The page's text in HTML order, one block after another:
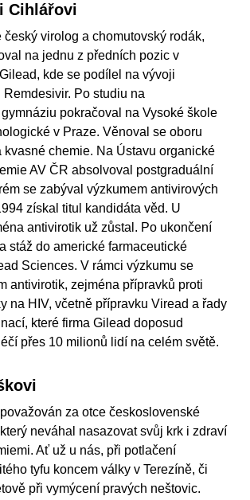
Cihlářovi
český virolog a chomutovský rodák,
na jednu z předních pozic v
kde se podílel na vývoji
Po studiu na
pokračoval na Vysoké škole
v Praze. Věnoval se oboru
kvasné chemie. Na Ústavu organické
AV ČR absolvoval postgraduální
se zabýval výzkumem antivirových
získal titul kandidáta věd. U
antivirotik už zůstal. Po ukončení
stáž do americké farmaceutické
Sciences. V rámci výzkumu se
antivirotik, zejména přípravků proti
na HIV, včetně přípravku Viread a řady
které firma Gilead doposud
přes 10 milionů lidí na celém světě.
za otce československé
neváhal nasazovat svůj krk i zdraví
Ať už u nás, při potlačení
tyfu koncem války v Terezíně, či
při vymýcení pravých neštovic.